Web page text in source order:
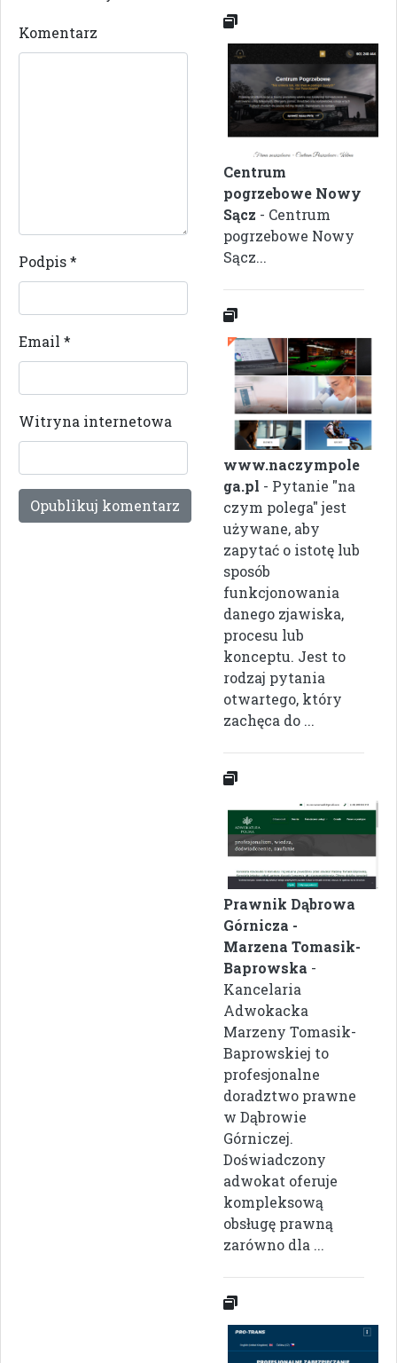
Komentarz
Podpis*
Email *
Witryna internetowa
Centrum
pogrzebowe Nowy
Sącz - Centrum
pogrzebowe Nowy
Sącz...
www.naczympole
ga.pl - Pytanie "na
czym polega" jest
używane, aby
zapytać o istotę lub
sposób
funkcjonowania
danego zjawiska,
procesu lub
konceptu. Jest to
rodzaj pytania
otwartego, który
zachęca do ...
Prawnik Dąbrowa
Górnicza -
Marzena Tomasik-
Baprowska -
Kancelaria
Adwokacka
Marzeny Tomasik-
Baprowskiej to
profesjonalne
doradztwo prawne
w Dąbrowie
Górniczej.
Doświadczony
adwokat oferuje
kompleksową
obsługę prawną
zarówno dla ...